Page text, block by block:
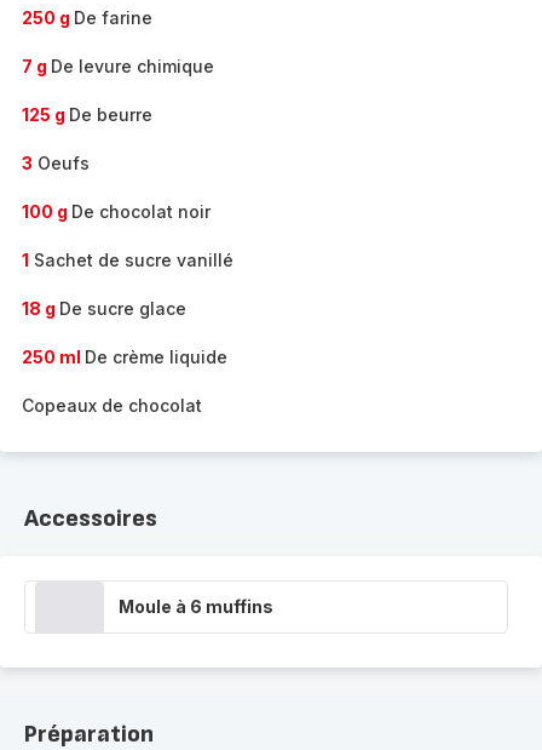
250 g De farine
7 g De levure chimique
125 g De beurre
3 Oeufs
100 g De chocolat noir
1 Sachet de sucre vanillé
18 g De sucre glace
250 ml De crème liquide
Copeaux de chocolat
Accessoires
Moule à 6 muffins
Préparation